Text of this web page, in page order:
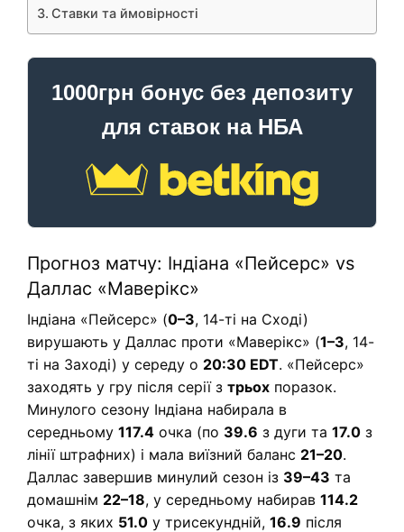
Ставки та ймовірності
1000грн бонус без депозиту
для ставок на НБА
Прогноз матчу: Індіана «Пейсерс» vs
Даллас «Маверікс»
Індіана «Пейсерс» (0–3, 14-ті на Сході)
вирушають у Даллас проти «Маверікс» (1–3, 14-
ті на Заході) у середу о 20:30 EDT. «Пейсерс»
заходять у гру після серії з трьох поразок.
Минулого сезону Індіана набирала в
середньому 117.4 очка (по 39.6 з дуги та 17.0 з
лінії штрафних) і мала виїзний баланс 21–20.
Даллас завершив минулий сезон із 39–43 та
домашнім 22–18, у середньому набирав 114.2
очка, з яких 51.0 у трисекундній, 16.9 після